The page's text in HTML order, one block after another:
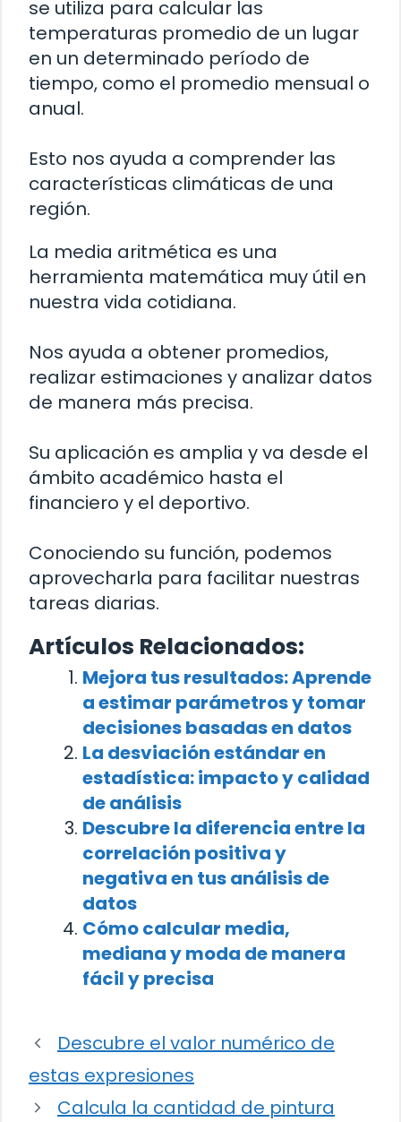
se utiliza para calcular las
temperaturas promedio de un lugar
en un determinado período de
tiempo, como el promedio mensual o
anual.
Esto nos ayuda a comprender las
características climáticas de una
región.
La media aritmética es una
herramienta matemática muy útil en
nuestra vida cotidiana.
Nos ayuda a obtener promedios,
realizar estimaciones y analizar datos
de manera más precisa.
Su aplicación es amplia y va desde el
ámbito académico hasta el
financiero y el deportivo.
Conociendo su función, podemos
aprovecharla para facilitar nuestras
tareas diarias.
Artículos Relacionados:
Mejora tus resultados: Aprende
a estimar parámetros y tomar
decisiones basadas en datos
La desviación estándar en
estadística: impacto y calidad
de análisis
Descubre la diferencia entre la
correlación positiva y
negativa en tus análisis de
datos
Cómo calcular media,
mediana y moda de manera
fácil y precisa
Descubre el valor numérico de
estas expresiones
Calcula la cantidad de pintura